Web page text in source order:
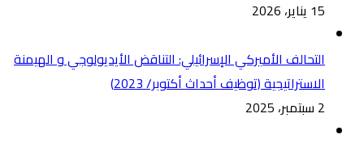
15 يناير، 2026
التحالف الأميركي الإسرائيلي: التناقض الأيديولوجي و الهيمنة
الاستراتيجية (توظيف أحداث أكتوبر/ 2023)
2 سبتمبر، 2025